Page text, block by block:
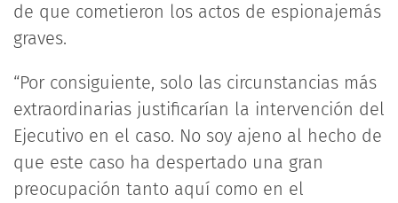
de que cometieron los actos de espionajemás
graves.
“Por consiguiente, solo las circunstancias más
extraordinarias justificarían la intervención del
Ejecutivo en el caso. No soy ajeno al hecho de
que este caso ha despertado una gran
preocupación tanto aquí como en el